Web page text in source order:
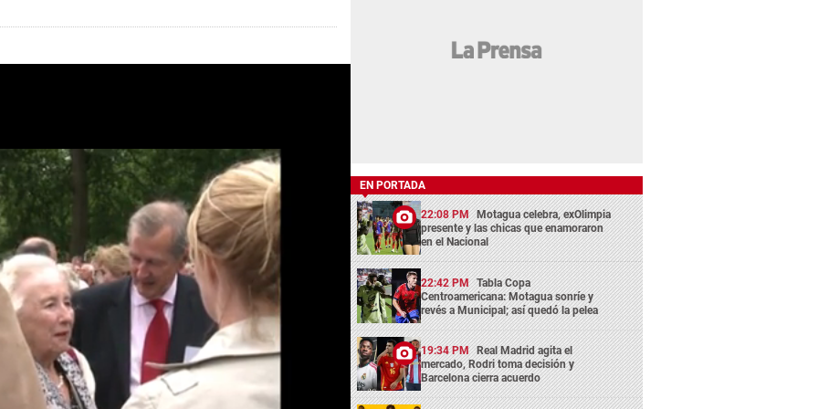
EN PORTADA
22:08 PM Motagua celebra, exOlimpia
presente y las chicas que enamoraron
en el Nacional
22:42 PM Tabla Copa
Centroamericana: Motagua sonríe y
revés a Municipal; así quedó la pelea
19:34 PM Real Madrid agita el
mercado, Rodri toma decisión y
Barcelona cierra acuerdo